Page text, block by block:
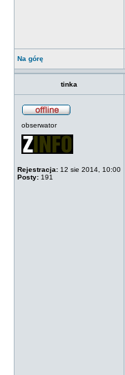
Na górę
tinka
obserwator
Rejestracja: 12 sie 2014, 10:00
Posty: 191